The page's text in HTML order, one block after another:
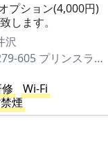
プション(4,000円)
します。
沢
群馬県吾妻郡嬬恋村大前2279-605 プリンスランド別荘地 虹の街691番
Wi-Fi
煙